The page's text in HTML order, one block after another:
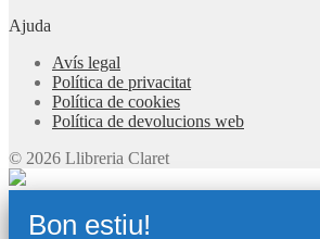
Ajuda
Avís legal
Política de privacitat
Política de cookies
Política de devolucions web
© 2026 Llibreria Claret
Bon estiu!